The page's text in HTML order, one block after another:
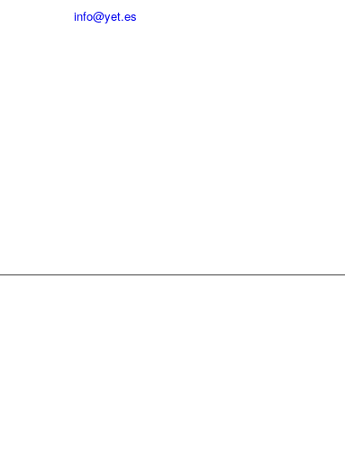
info@yet.es